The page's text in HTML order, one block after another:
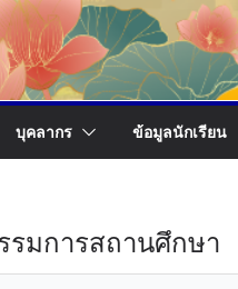
บุคลากร ข้อมูลนักเรียน
รมการสถานศึกษา